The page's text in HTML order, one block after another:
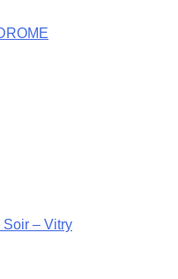
– Vitry